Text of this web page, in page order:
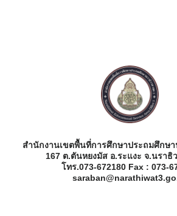
สำนักงานเขตพื้นที่การศึกษาประถมศึกษ
167 ต.ตันหยงมัส อ.ระแงะ จ.นราธิ
โทร.073-672180 Fax : 073-